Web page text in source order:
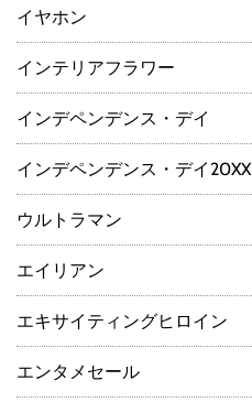
イヤホン
インテリアフラワー
インデペンデンス・デイ
インデペンデンス・デイ20XX
ウルトラマン
エイリアン
エキサイティングヒロイン
エンタメセール